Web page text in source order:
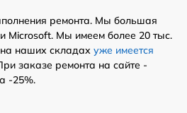
ремонта. Мы большая
Microsoft. Мы имеем более 20 тыс.
наших складах уже имеется
заказе ремонта на сайте -
-25%.